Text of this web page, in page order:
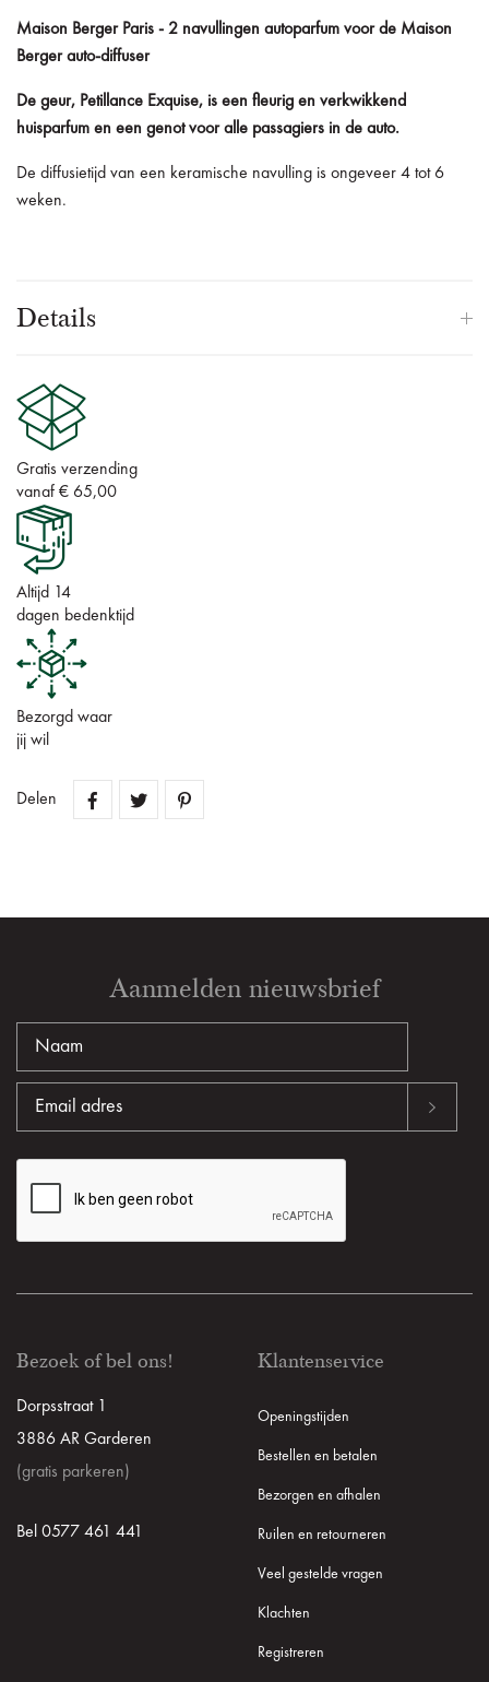
Maison Berger Paris - 2 navullingen autoparfum voor de Maison
Berger auto-diffuser
De geur, Petillance Exquise, is een fleurig en verkwikkend
huisparfum en een genot voor alle passagiers in de auto.
De diffusietijd van een keramische navulling is ongeveer 4 tot 6
weken.
Details
Gratis verzending
vanaf € 65,00
Altijd 14
dagen bedenktijd
Bezorgd waar
jij wil
Delen
Aanmelden nieuwsbrief
Bezoek of bel ons!
Dorpsstraat 1
3886 AR Garderen
(gratis parkeren)
Bel 0577 461 441
Klantenservice
Openingstijden
Bestellen en betalen
Bezorgen en afhalen
Ruilen en retourneren
Veel gestelde vragen
Klachten
Registreren